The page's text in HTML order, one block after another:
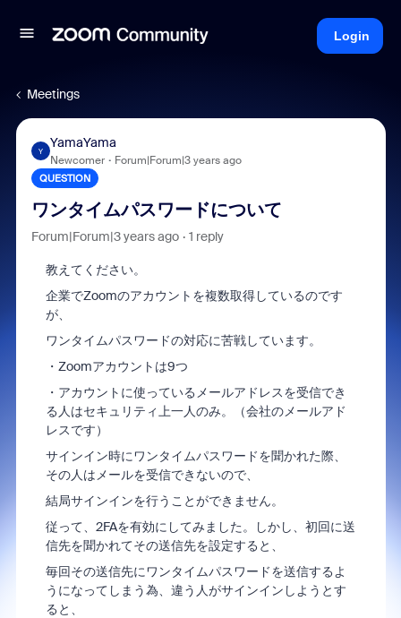
Login
Meetings
Y
YamaYama
Newcomer Forum|Forum|3 years ago
QUESTION
ワンタイムパスワードについて
Forum|Forum|3 years ago 1 reply
教えてください。
企業でZoomのアカウントを複数取得しているのです
が、
ワンタイムパスワードの対応に苦戦しています。
・Zoomアカウントは9つ
・アカウントに使っているメールアドレスを受信でき
る人はセキュリティ上一人のみ。（会社のメールアド
レスです）
サインイン時にワンタイムパスワードを聞かれた際、
その人はメールを受信できないので、
結局サインインを行うことができません。
従って、2FAを有効にしてみました。しかし、初回に送
信先を聞かれてその送信先を設定すると、
毎回その送信先にワンタイムパスワードを送信するよ
うになってしまう為、違う人がサインインしようとす
ると、